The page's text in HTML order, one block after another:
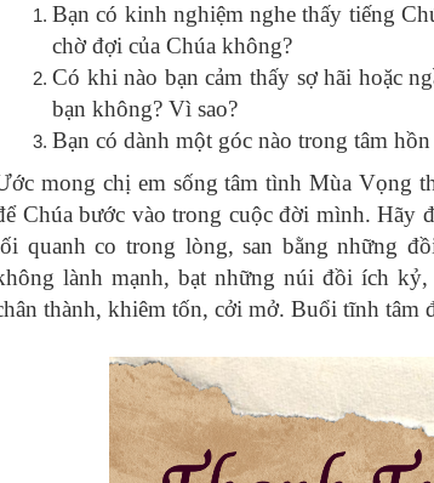
Bạn có kinh nghiệm nghe thấy tiếng
chờ đợi của Chúa không?
Có khi nào bạn cảm thấy sợ hãi hoặc
bạn không? Vì sao?
Bạn có dành một góc nào trong tâm
mong chị em sống tâm tình Mùa Vọng
Chúa bước vào trong cuộc đời mình. Hãy
quanh co trong lòng, san bằng những
lành mạnh, bạt những núi đồi ích
thành, khiêm tốn, cởi mở. Buổi tĩnh